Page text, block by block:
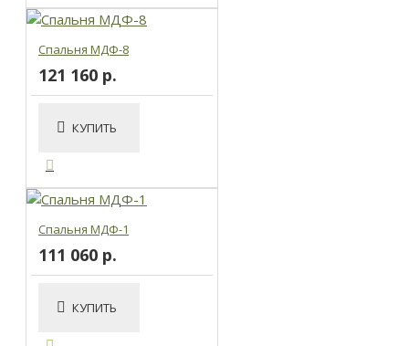
Спальня МДФ-8
121 160 р.
КУПИТЬ
Спальня МДФ-1
111 060 р.
КУПИТЬ